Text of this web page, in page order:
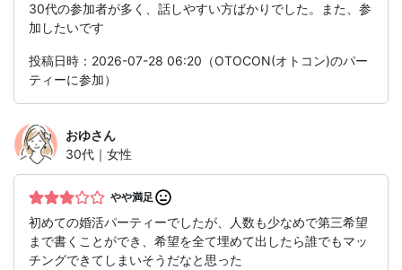
30代の参加者が多く、話しやすい方ばかりでした。また、参
加したいです
投稿日時：2026-07-28 06:20（OTOCON(オトコン)のパー
ティーに参加）
おゆさん
30代｜女性
やや満足
初めての婚活パーティーでしたが、人数も少なめで第三希望
まで書くことができ、希望を全て埋めて出したら誰でもマッ
チングできてしまいそうだなと思った